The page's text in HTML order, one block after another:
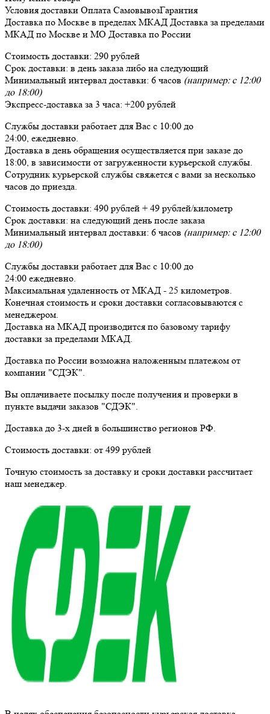
Условия доставки Оплата СамовывозГарантия
Доставка по Москве в пределах МКАД Доставка за пределами
МКАД по Москве и МО Доставка по России
Стоимость доставки: 290 рублей
Срок доставки: в день заказа либо на следующий
Минимальный интервал доставки: 6 часов (например: с 12:00
до 18:00)
Экспресс-доставка за 3 часа: +200 рублей
Службы доставки работает для Вас с 10:00 до
24:00, ежедневно.
Доставка в день обращения осуществляется при заказе до
18:00, в зависимости от загруженности курьерской службы.
Сотрудник курьерской службы свяжется с вами за несколько
часов до приезда.
Стоимость доставки: 490 рублей + 49 рублей/километр
Срок доставки: на следующий день после заказа
Минимальный интервал доставки: 6 часов (например: с 12:00
до 18:00)
Службы доставки работает для Вас с 10:00 до
24:00 ежедневно.
Максимальная удаленность от МКАД - 25 километров.
Конечная стоимость и сроки доставки согласовываются с
менеджером.
Доставка на МКАД производится по базовому тарифу
доставки за пределами МКАД.
Доставка по России возможна наложенным платежом от
компании "СДЭК".
Вы оплачиваете посылку после получения и проверки в
пункте выдачи заказов "СДЭК".
Доставка до 3-х дней в большинство регионов РФ.
Стоимость доставки: от 499 рублей
Точную стоимость за доставку и сроки доставки рассчитает
наш менеджер.